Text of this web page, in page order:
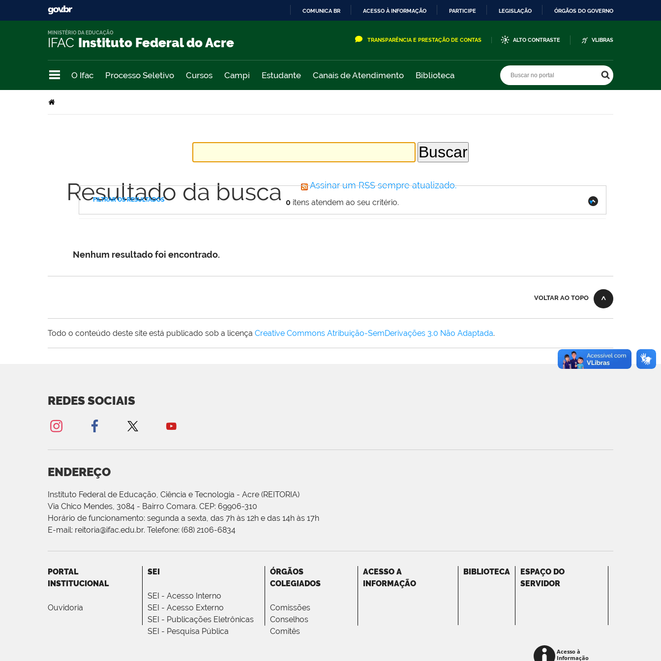
COMUNICA BR ACESSO À INFORMAÇÃO PARTICIPE LEGISLAÇÃO ÓRGÃOS DO GOVERNO
IFAC Instituto Federal do Acre
MINISTÉRIO DA EDUCAÇÃO
TRANSPARÊNCIA E PRESTAÇÃO DE CONTAS ALTO CONTRASTE VLIBRAS
O Ifac Processo Seletivo Cursos Campi Estudante Canais de Atendimento Biblioteca
Resultado da busca Assinar um RSS sempre atualizado.
0 itens atendem ao seu critério.
FILTRAR OS RESULTADOS
Nenhum resultado foi encontrado.
VOLTAR AO TOPO
Todo o conteúdo deste site está publicado sob a licença Creative Commons Atribuição-SemDerivações 3.0 Não Adaptada.
REDES SOCIAIS
ENDEREÇO
Instituto Federal de Educação, Ciência e Tecnologia - Acre (REITORIA)
Via Chico Mendes, 3084 - Bairro Comara. CEP: 69906-310
Horário de funcionamento: segunda a sexta, das 7h às 12h e das 14h às 17h
E-mail: reitoria@ifac.edu.br. Telefone: (68) 2106-6834
PORTAL
INSTITUCIONAL
Ouvidoria
SEI
SEI - Acesso Interno
SEI - Acesso Externo
SEI - Publicações Eletrônicas
SEI - Pesquisa Pública
ÓRGÃOS
COLEGIADOS
Comissões
Conselhos
Comitês
ACESSO A
INFORMAÇÃO
BIBLIOTECA
ESPAÇO DO
SERVIDOR